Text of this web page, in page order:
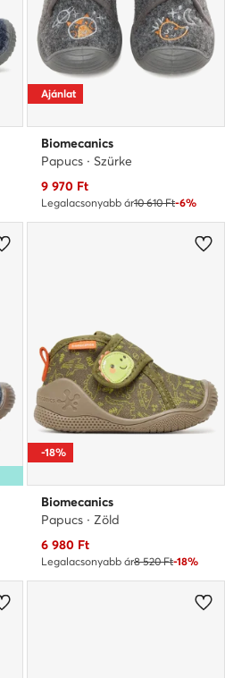
Ajánlat
Biomecanics
Papucs · Szürke
Aktuális ár
9 970 Ft
Legalacsonyabb ár10 610 Ft-6%
-18%
Biomecanics
Papucs · Zöld
Aktuális ár
6 980 Ft
Legalacsonyabb ár8 520 Ft-18%